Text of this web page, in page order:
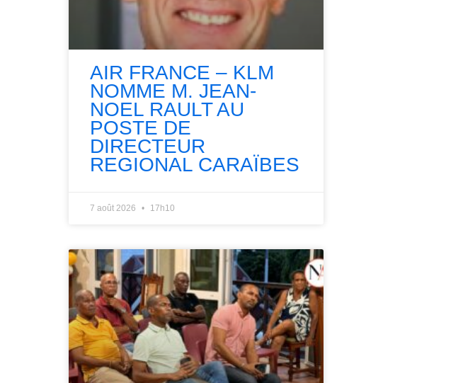
AIR FRANCE – KLM
NOMME M. JEAN-
NOEL RAULT AU
POSTE DE
DIRECTEUR
REGIONAL CARAÏBES
7 août 2026 17h10